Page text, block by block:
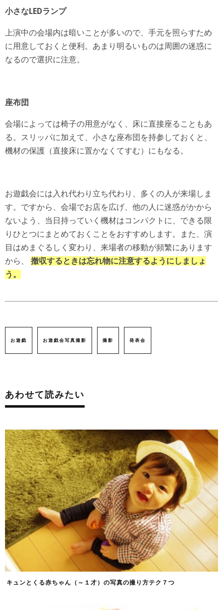
小さなLEDランプ
上演中の会場内は暗いことが多いので、手元を照らすため
に用意しておくと便利。あまり明るいものは周囲の迷惑に
なるので選択に注意。
座布団
会場によっては椅子の用意がなく、床に直接座ることもあ
る。スリッパに加えて、小さな座布団を持参しておくと、
機材の保護（直接床に置かなくてすむ）にもなる。
お遊戯会には入れ代わり立ち代わり、多くの人が来場しま
す。ですから、会場でお店を広げ、他の人に迷惑がかから
ないよう、当日持っていく機材はコンパクトに、できる限
りひとつにまとめておくことをおすすめします。また、演
目はめまぐるしく変わり、来場者の移動が頻繁にあります
から、 撤収するときは忘れ物に注意するようにしましょ
う。
お遊戯 お遊戯会写真撮影 撮影 発表会
あわせて読みたい
キュンとくる赤ちゃん（～１才）の写真の撮り方テク７つ